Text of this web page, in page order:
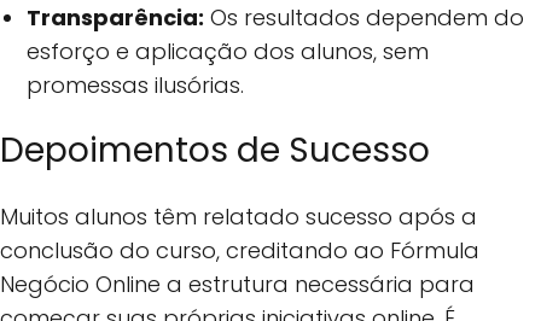
Transparência: Os resultados dependem do
esforço e aplicação dos alunos, sem
promessas ilusórias.
Depoimentos de Sucesso
Muitos alunos têm relatado sucesso após a
conclusão do curso, creditando ao Fórmula
Negócio Online a estrutura necessária para